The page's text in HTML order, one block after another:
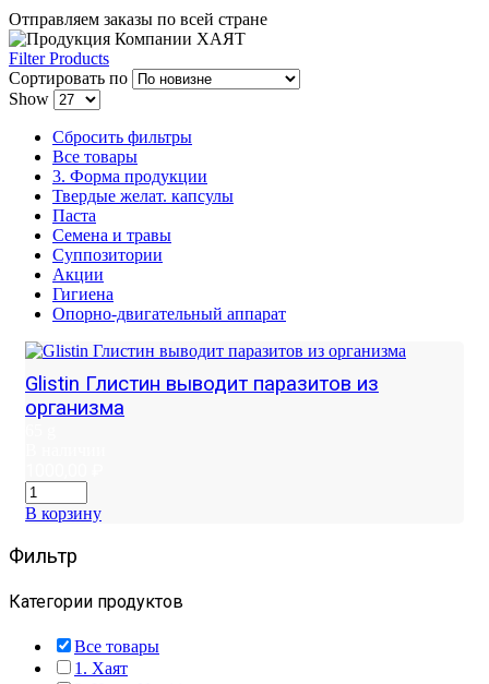
Отправляем заказы по всей стране
Filter Products
Сортировать по
Show
Сбросить фильтры
Все товары
3. Форма продукции
Твердые желат. капсулы
Паста
Семена и травы
Суппозитории
Акции
Гигиена
Опорно-двигательный аппарат
Glistin Глистин выводит паразитов из
организма
В корзину
Фильтр
Категории продуктов
Все товары
1. Хаят